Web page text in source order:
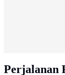
Perjalanan